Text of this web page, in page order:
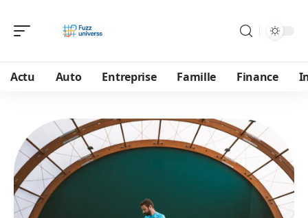
Actu Auto Entreprise Famille Finance